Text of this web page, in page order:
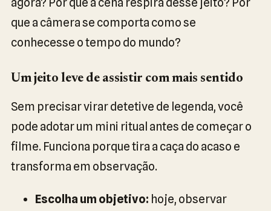
que a câmera se comporta como se
conhecesse o tempo do mundo?
Um jeito leve de assistir com mais sentido
Sem precisar virar detetive de legenda, você
pode adotar um mini ritual antes de começar o
filme. Funciona porque tira a caça do acaso e
transforma em observação.
Escolha um objetivo: hoje, observar